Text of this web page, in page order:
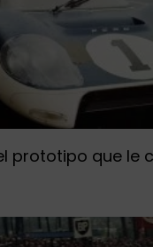
prototipo que le